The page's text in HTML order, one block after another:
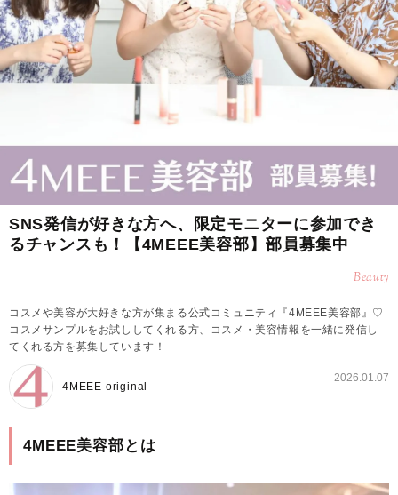
SNS発信が好きな方へ、限定モニターに参加でき
るチャンスも！【4MEEE美容部】部員募集中
Beauty
コスメや美容が大好きな方が集まる公式コミュニティ『4MEEE美容部』♡
コスメサンプルをお試ししてくれる方、コスメ・美容情報を一緒に発信し
てくれる方を募集しています！
4MEEE original
2026.01.07
4MEEE美容部とは